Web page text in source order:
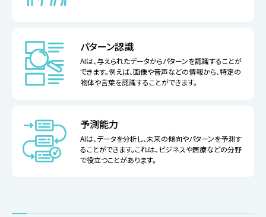
パターン認識
AIは、与えられたデータからパターンを認識することが
できます。例えば、画像や音声などの情報から、特定の
物体や言葉を認識することができます。
予測能力
AIは、データを分析し、未来の傾向やパターンを予測す
ることができます。これは、ビジネスや医療などの分野
で役立つことがあります。